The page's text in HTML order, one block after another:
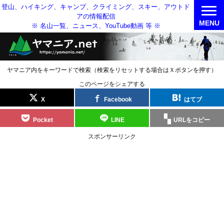
登山、ハイキング、キャンプ、クライミング、スキー、アウトド
アの情報配信
※ 名山一覧、ニュース、YouTube動画 等 ※
ヤマニア内をキーワードで検索（検索をリセットする場合はＸボタンを押す）
MENU
このページをシェアする
X Facebook はてブ
Pocket LINE URLをコピー
スポンサーリンク